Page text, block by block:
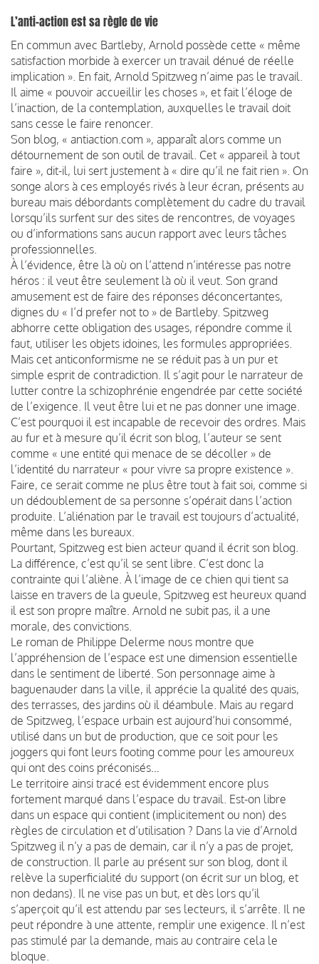
L’anti-action est sa règle de vie
En commun avec Bartleby, Arnold possède cette « même
satisfaction morbide à exercer un travail dénué de réelle
implication ». En fait, Arnold Spitzweg n’aime pas le travail.
Il aime « pouvoir accueillir les choses », et fait l’éloge de
l’inaction, de la contemplation, auxquelles le travail doit
sans cesse le faire renoncer.
Son blog, « antiaction.com », apparaît alors comme un
détournement de son outil de travail. Cet « appareil à tout
faire », dit-il, lui sert justement à « dire qu’il ne fait rien ». On
songe alors à ces employés rivés à leur écran, présents au
bureau mais débordants complètement du cadre du travail
lorsqu’ils surfent sur des sites de rencontres, de voyages
ou d’informations sans aucun rapport avec leurs tâches
professionnelles.
À l’évidence, être là où on l’attend n’intéresse pas notre
héros : il veut être seulement là où il veut. Son grand
amusement est de faire des réponses déconcertantes,
dignes du « I’d prefer not to » de Bartleby. Spitzweg
abhorre cette obligation des usages, répondre comme il
faut, utiliser les objets idoines, les formules appropriées.
Mais cet anticonformisme ne se réduit pas à un pur et
simple esprit de contradiction. Il s’agit pour le narrateur de
lutter contre la schizophrénie engendrée par cette société
de l’exigence. Il veut être lui et ne pas donner une image.
C’est pourquoi il est incapable de recevoir des ordres. Mais
au fur et à mesure qu’il écrit son blog, l’auteur se sent
comme « une entité qui menace de se décoller » de
l’identité du narrateur « pour vivre sa propre existence ».
Faire, ce serait comme ne plus être tout à fait soi, comme si
un dédoublement de sa personne s’opérait dans l’action
produite. L’aliénation par le travail est toujours d’actualité,
même dans les bureaux.
Pourtant, Spitzweg est bien acteur quand il écrit son blog.
La différence, c’est qu’il se sent libre. C’est donc la
contrainte qui l’aliène. À l’image de ce chien qui tient sa
laisse en travers de la gueule, Spitzweg est heureux quand
il est son propre maître. Arnold ne subit pas, il a une
morale, des convictions.
Le roman de Philippe Delerme nous montre que
l’appréhension de l’espace est une dimension essentielle
dans le sentiment de liberté. Son personnage aime à
baguenauder dans la ville, il apprécie la qualité des quais,
des terrasses, des jardins où il déambule. Mais au regard
de Spitzweg, l’espace urbain est aujourd’hui consommé,
utilisé dans un but de production, que ce soit pour les
joggers qui font leurs footing comme pour les amoureux
qui ont des coins préconisés…
Le territoire ainsi tracé est évidemment encore plus
fortement marqué dans l’espace du travail. Est-on libre
dans un espace qui contient (implicitement ou non) des
règles de circulation et d’utilisation ? Dans la vie d’Arnold
Spitzweg il n’y a pas de demain, car il n’y a pas de projet,
de construction. Il parle au présent sur son blog, dont il
relève la superficialité du support (on écrit sur un blog, et
non dedans). Il ne vise pas un but, et dès lors qu’il
s’aperçoit qu’il est attendu par ses lecteurs, il s’arrête. Il ne
peut répondre à une attente, remplir une exigence. Il n’est
pas stimulé par la demande, mais au contraire cela le
bloque.